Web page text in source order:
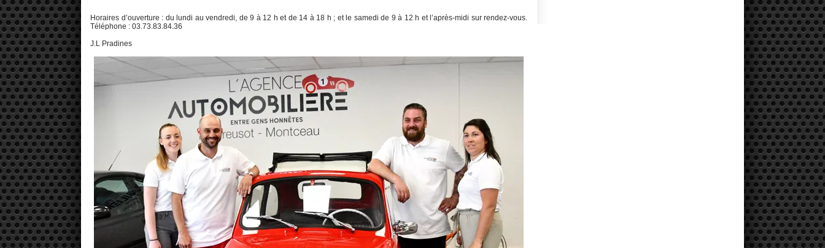
Horaires d’ouverture : du lundi au vendredi, de 9 à 12 h et de 14 à 18 h ; et le samedi de 9 à 12 h et l’après-midi sur rendez-vous.
Téléphone : 03.73.83.84.36
J.L Pradines